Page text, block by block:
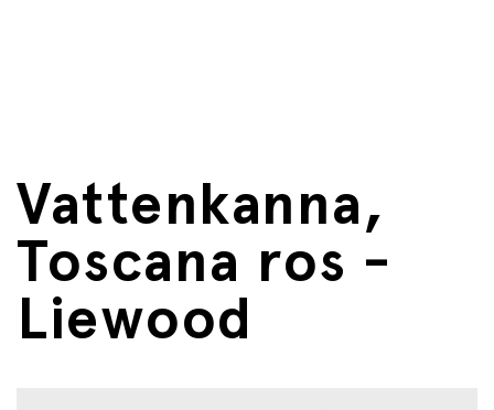
Vattenkanna,
Toscana ros -
Liewood